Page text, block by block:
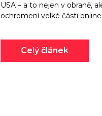
USA – a to nejen v obraně,
ochromení velké části
Celý článek